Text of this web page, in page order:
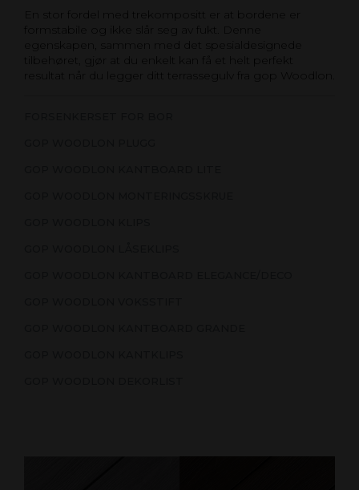
En stor fordel med trekompositt er at bordene er
formstabile og ikke slår seg av fukt. Denne
egenskapen, sammen med det spesialdesignede
tilbehøret, gjør at du enkelt kan få et helt perfekt
resultat når du legger ditt terrassegulv fra gop Woodlon.